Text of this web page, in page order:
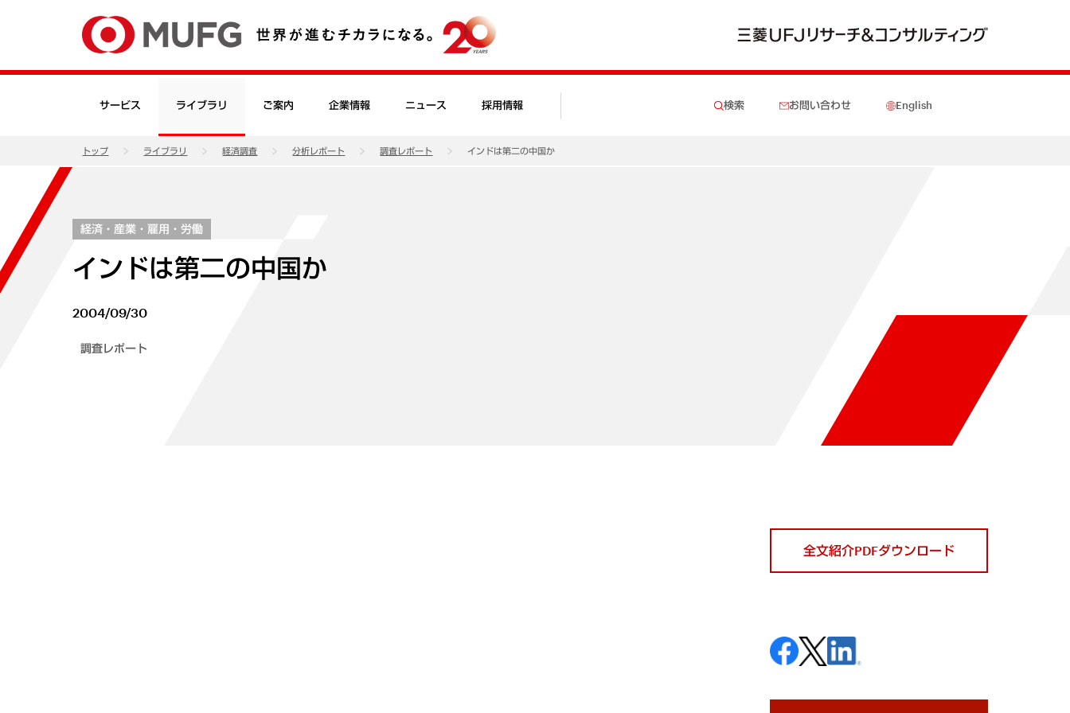
サービス ライブラリ ご案内 企業情報 ニュース 採用情報 検索 お問い合わせ English
トップ ライブラリ 経済調査 分析レポート 調査レポート インドは第二の中国か
経済・産業・雇用・労働
インドは第二の中国か
2004/09/30
調査レポート
全文紹介PDFダウンロード